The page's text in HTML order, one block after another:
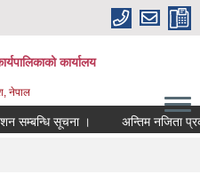
कार्यालय
नेपाल
सूचना । अन्तिम नजिता